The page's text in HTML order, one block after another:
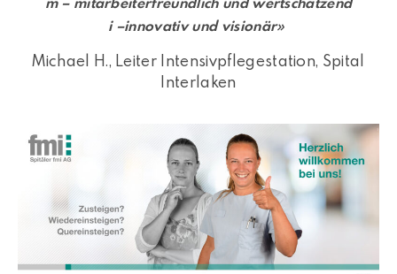
m – mitarbeiterfreundlich und wertschätzend
i –innovativ und visionär»
Michael H., Leiter Intensivpflegestation, Spital
Interlaken